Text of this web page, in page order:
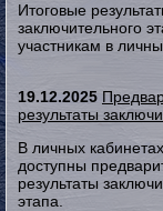
Итоговые
заключительного
участникам в
19.12.2025
результаты
В личных
доступны
результаты
этапа.